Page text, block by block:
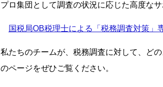
プロ集団として調査の状況に応じた高度な
国税局OB税理士による「税務調査対策」
私たちのチームが、税務調査に対して、ど
のページをぜひご覧ください。